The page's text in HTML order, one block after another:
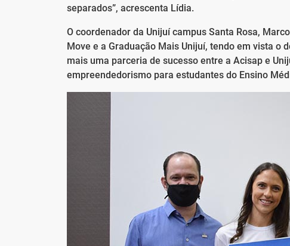
separados”, acrescenta Lídia.
O coordenador da Unijuí campus Santa Rosa,
Move e a Graduação Mais Unijuí, tendo em vista o
mais uma parceria de sucesso entre a Acisap e
empreendedorismo para estudantes do Ensino